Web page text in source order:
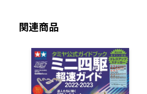
関連商品